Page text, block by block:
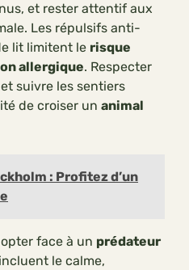
et rester attentif aux
Les répulsifs anti-
lit limitent le risque
allergique. Respecter
suivre les sentiers
de croiser un animal
: Profitez d’un
face à un prédateur
le calme,